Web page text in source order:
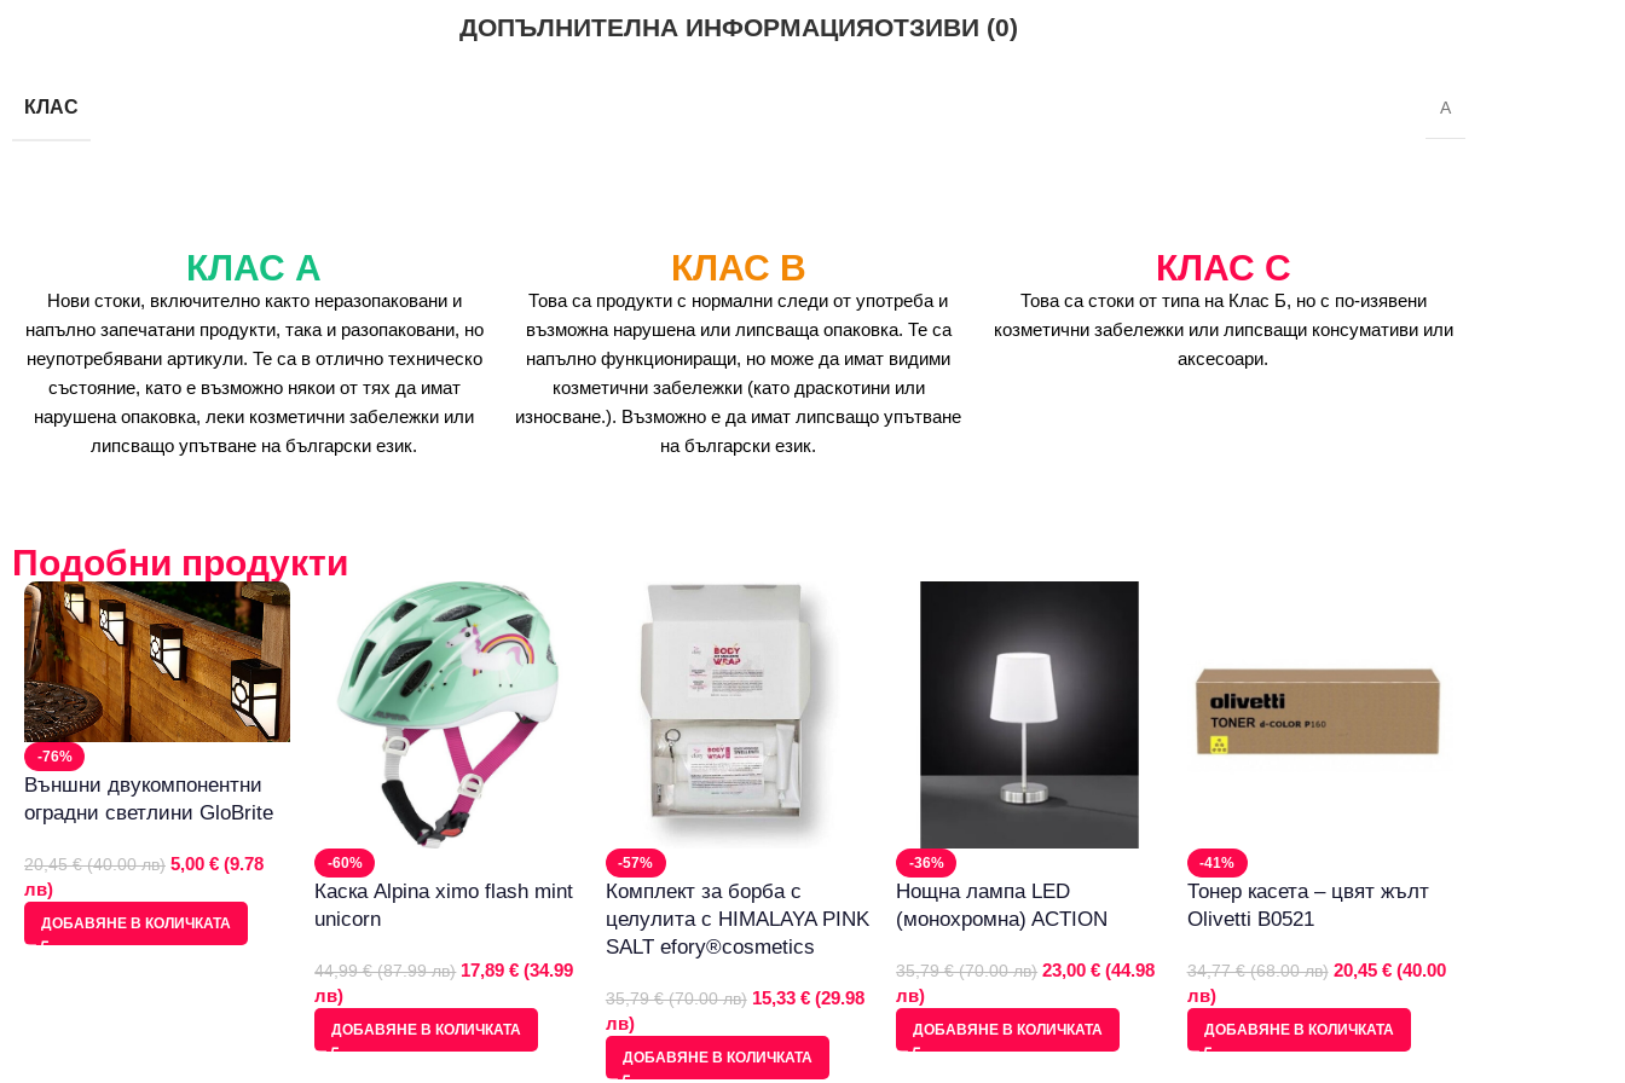
ДОПЪЛНИТЕЛНА ИНФОРМАЦИЯОТЗИВИ (0)
КЛАС A
КЛАС А
Нови стоки, включително както неразопаковани и
напълно запечатани продукти, така и разопаковани, но
неупотребявани артикули. Те са в отлично техническо
състояние, като е възможно някои от тях да имат
нарушена опаковка, леки козметични забележки или
липсващо упътване на български език.
КЛАС B
Това са продукти с нормални следи от употреба и
възможна нарушена или липсваща опаковка. Те са
напълно функциониращи, но може да имат видими
козметични забележки (като драскотини или
износване.). Възможно е да имат липсващо упътване
на български език.
КЛАС C
Това са стоки от типа на Клас Б, но с по-изявени
козметични забележки или липсващи консумативи или
аксесоари.
Подобни продукти
-76%
Външни двукомпонентни
оградни светлини GloBrite
20,45 € (40.00 лв) 5,00 € (9.78
лв)
ДОБАВЯНЕ В КОЛИЧКАТА
-60%
Каска Alpina ximo flash mint
unicorn
44,99 € (87.99 лв) 17,89 € (34.99
лв)
ДОБАВЯНЕ В КОЛИЧКАТА
-57%
Комплект за борба с
целулита с HIMALAYA PINK
SALT efory®cosmetics
35,79 € (70.00 лв) 15,33 € (29.98
лв)
ДОБАВЯНЕ В КОЛИЧКАТА
-36%
Нощна лампа LED
(монохромна) ACTION
35,79 € (70.00 лв) 23,00 € (44.98
лв)
ДОБАВЯНЕ В КОЛИЧКАТА
-41%
Тонер касета – цвят жълт
Olivetti B0521
34,77 € (68.00 лв) 20,45 € (40.00
лв)
ДОБАВЯНЕ В КОЛИЧКАТА